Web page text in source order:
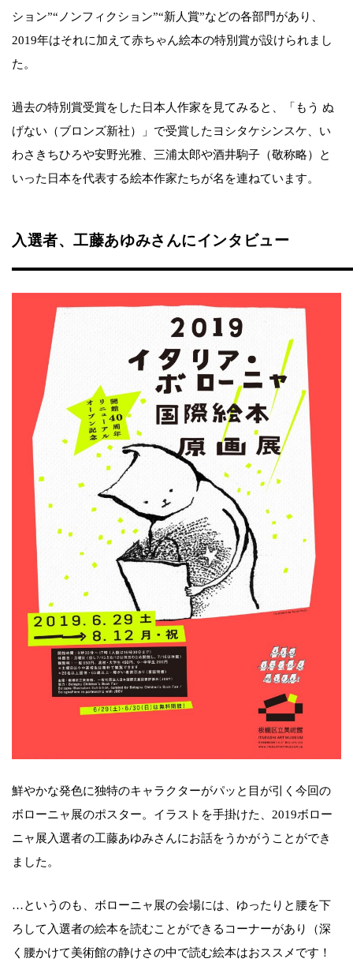
ション”“ノンフィクション”“新人賞”などの各部門があり、
2019年はそれに加えて赤ちゃん絵本の特別賞が設けられまし
た。
過去の特別賞受賞をした日本人作家を見てみると、「もう ぬ
げない（ブロンズ新社）」で受賞したヨシタケシンスケ、い
わさきちひろや安野光雅、三浦太郎や酒井駒子（敬称略）と
いった日本を代表する絵本作家たちが名を連ねています。
入選者、工藤あゆみさんにインタビュー
鮮やかな発色に独特のキャラクターがパッと目が引く今回の
ボローニャ展のポスター。イラストを手掛けた、2019ボロー
ニャ展入選者の工藤あゆみさんにお話をうかがうことができ
ました。
…というのも、ボローニャ展の会場には、ゆったりと腰を下
ろして入選者の絵本を読むことができるコーナーがあり（深
く腰かけて美術館の静けさの中で読む絵本はおススメです！